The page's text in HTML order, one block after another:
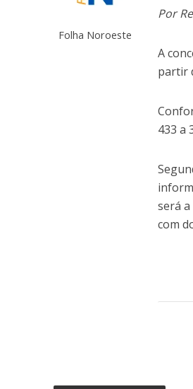
Folha Noroeste
Por
A
partir
433 a
será
com